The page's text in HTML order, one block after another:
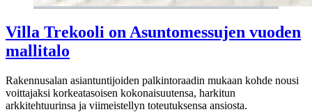
Villa Trekooli on Asuntomessujen vuoden
mallitalo
Rakennusalan asiantuntijoiden palkintoraadin mukaan kohde nousi
voittajaksi korkeatasoisen kokonaisuutensa, harkitun
arkkitehtuurinsa ja viimeistellyn toteutuksensa ansiosta.